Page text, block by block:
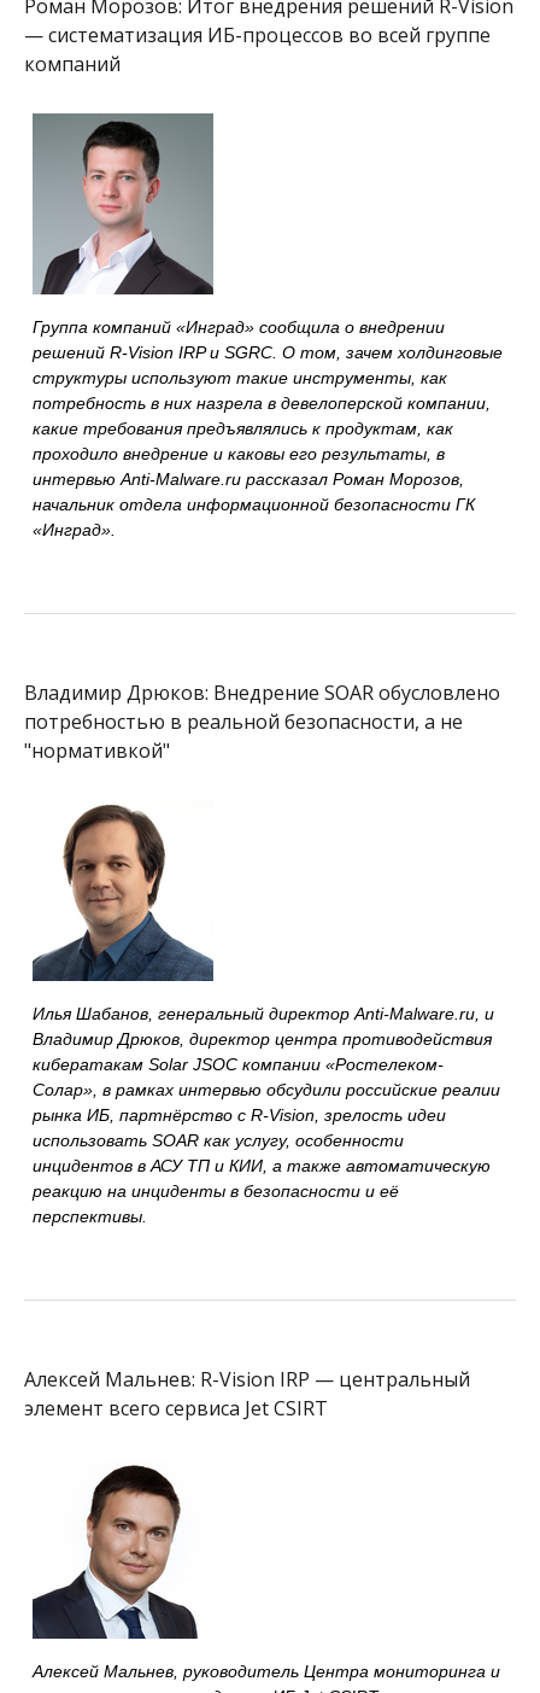
Роман Морозов: Итог внедрения решений R-Vision
— систематизация ИБ-процессов во всей группе
компаний
Группа компаний «Инград» сообщила о внедрении
решений R-Vision IRP и SGRC. О том, зачем холдинговые
структуры используют такие инструменты, как
потребность в них назрела в девелоперской компании,
какие требования предъявлялись к продуктам, как
проходило внедрение и каковы его результаты, в
интервью Anti-Malware.ru рассказал Роман Морозов,
начальник отдела информационной безопасности ГК
«Инград».
Владимир Дрюков: Внедрение SOAR обусловлено
потребностью в реальной безопасности, а не
"нормативкой"
Илья Шабанов, генеральный директор Anti-Malware.ru, и
Владимир Дрюков, директор центра противодействия
кибератакам Solar JSOC компании «Ростелеком-
Солар», в рамках интервью обсудили российские реалии
рынка ИБ, партнёрство с R-Vision, зрелость идеи
использовать SOAR как услугу, особенности
инцидентов в АСУ ТП и КИИ, а также автоматическую
реакцию на инциденты в безопасности и её
перспективы.
Алексей Мальнев: R-Vision IRP — центральный
элемент всего сервиса Jet CSIRT
Алексей Мальнев, руководитель Центра мониторинга и